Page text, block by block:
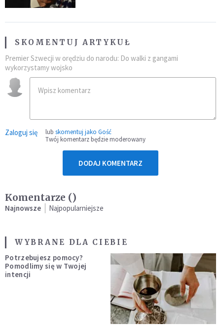
SKOMENTUJ ARTYKUŁ
Premier Szwecji w orędziu do narodu: Do walki z gangami
wykorzystamy wojsko
Zaloguj się lub skomentuj jako Gość
Twój komentarz będzie moderowany
DODAJ KOMENTARZ
Komentarze ()
Najnowsze Najpopularniejsze
WYBRANE DLA CIEBIE
Potrzebujesz pomocy?
Pomodlimy się w Twojej
intencji